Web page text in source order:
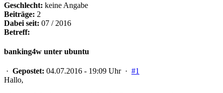
Geschlecht: keine Angabe
Beiträge: 2
Dabei seit: 07 / 2016
Betreff:
banking4w unter ubuntu
· Gepostet: 04.07.2016 - 19:09 Uhr · #1
Hallo,